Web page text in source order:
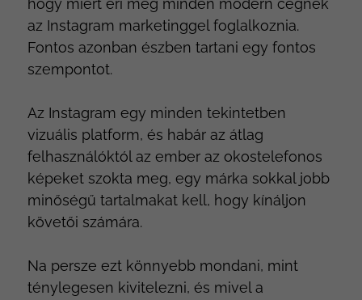
hogy miért éri meg minden modern cégnek
az Instagram marketinggel foglalkoznia.
Fontos azonban észben tartani egy fontos
szempontot.
Az Instagram egy minden tekintetben
vizuális platform, és habár az átlag
felhasználóktól az ember az okostelefonos
képeket szokta meg, egy márka sokkal jobb
minőségű tartalmakat kell, hogy kínáljon
követői számára.
Na persze ezt könnyebb mondani, mint
ténylegesen kivitelezni, és mivel a